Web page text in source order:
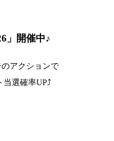
」開催中♪
アクションで
当選確率UP⤴